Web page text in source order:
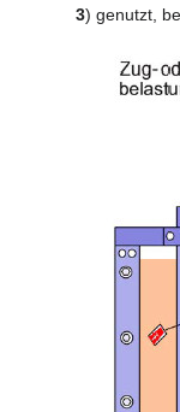
3) genutzt,